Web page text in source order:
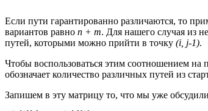
Если пути гарантированно различаются, то
вариантов равно n + m. Для нашего случая из
путей, которыми можно прийти в точку (i, j-1).
Чтобы воспользоваться этим соотношением на
обозначает количество различных путей из
Запишем в эту матрицу то, что мы уже